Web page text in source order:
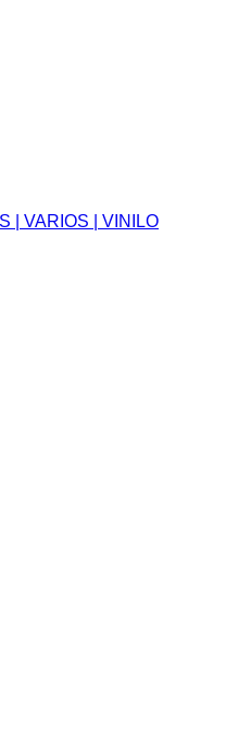
| VARIOS | VINILO